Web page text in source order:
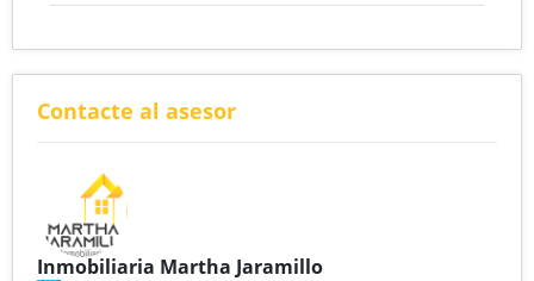
Contacte al asesor
Inmobiliaria Martha Jaramillo